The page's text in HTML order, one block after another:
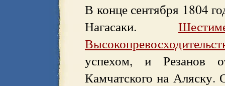
В конце сентября 1804
Нагасаки.
успехом, и Резанов
Камчатского на Аляску.